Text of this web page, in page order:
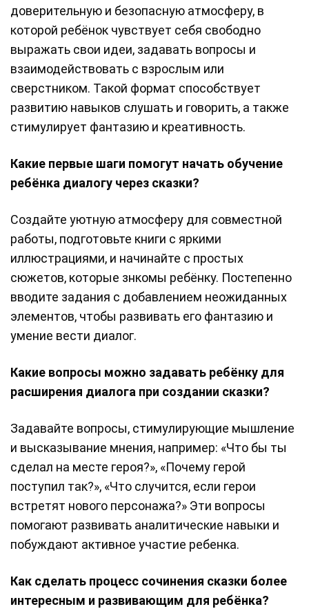
доверительную и безопасную атмосферу, в
которой ребёнок чувствует себя свободно
выражать свои идеи, задавать вопросы и
взаимодействовать с взрослым или
сверстником. Такой формат способствует
развитию навыков слушать и говорить, а также
стимулирует фантазию и креативность.
Какие первые шаги помогут начать обучение
ребёнка диалогу через сказки?
Создайте уютную атмосферу для совместной
работы, подготовьте книги с яркими
иллюстрациями, и начинайте с простых
сюжетов, которые знкомы ребёнку. Постепенно
вводите задания с добавлением неожиданных
элементов, чтобы развивать его фантазию и
умение вести диалог.
Какие вопросы можно задавать ребёнку для
расширения диалога при создании сказки?
Задавайте вопросы, стимулирующие мышление
и высказывание мнения, например: «Что бы ты
сделал на месте героя?», «Почему герой
поступил так?», «Что случится, если герои
встретят нового персонажа?» Эти вопросы
помогают развивать аналитические навыки и
побуждают активное участие ребенка.
Как сделать процесс сочинения сказки более
интересным и развивающим для ребёнка?